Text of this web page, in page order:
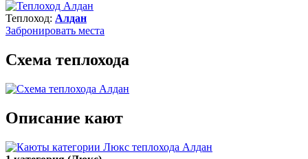
Теплоход: Алдан
Забронировать места
Схема теплохода
Описание кают